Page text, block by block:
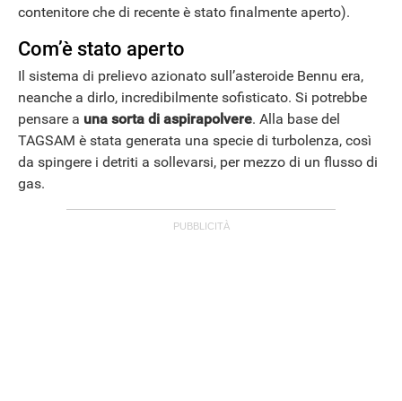
contenitore che di recente è stato finalmente aperto).
Com’è stato aperto
Il sistema di prelievo azionato sull’asteroide Bennu era,
neanche a dirlo, incredibilmente sofisticato. Si potrebbe
pensare a una sorta di aspirapolvere. Alla base del
TAGSAM è stata generata una specie di turbolenza, così
da spingere i detriti a sollevarsi, per mezzo di un flusso di
gas.